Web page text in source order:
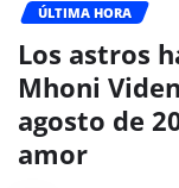
ÚLTIMA HORA
Los astros
Mhoni
agosto de
amor